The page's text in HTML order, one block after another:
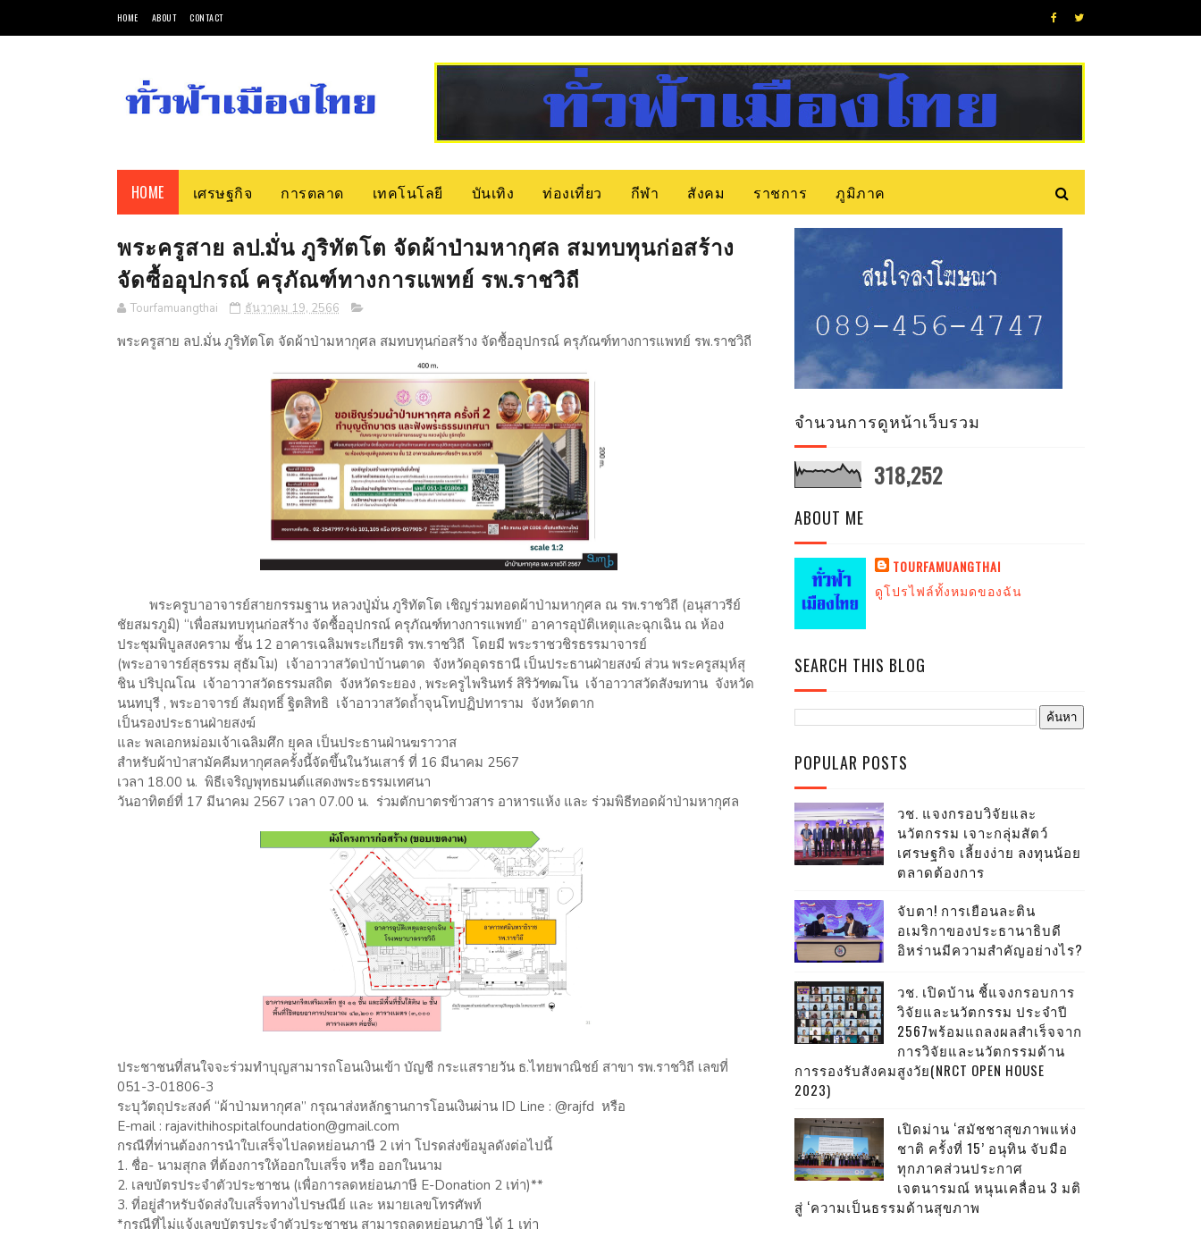
HOME ABOUT CONTACT
HOME เศรษฐกิจ การตลาด เทคโนโลยี บันเทิง ท่องเที่ยว กีฬา สังคม ราชการ ภูมิภาค
พระครูสาย ลป.มั่น ภูริทัตโต จัดผ้าป่ามหากุศล สมทบทุนก่อสร้าง
จัดซื้ออุปกรณ์ ครุภัณฑ์ทางการแพทย์ รพ.ราชวิถี
Tourfamuangthai ธันวาคม 19, 2566
พระครูสาย ลป.มั่น ภูริทัตโต จัดผ้าป่ามหากุศล สมทบทุนก่อสร้าง จัดซื้ออุปกรณ์ ครุภัณฑ์ทางการแพทย์ รพ.ราชวิถี
พระครูบาอาจารย์สายกรรมฐาน หลวงปู่มั่น ภูริทัตโต เชิญร่วมทอดผ้าป่ามหากุศล ณ รพ.ราชวิถี (อนุสาวรีย์
ชัยสมรภูมิ) “เพื่อสมทบทุนก่อสร้าง จัดซื้ออุปกรณ์ ครุภัณฑ์ทางการแพทย์” อาคารอุบัติเหตุและฉุกเฉิน ณ ห้อง
ประชุมพิบูลสงคราม ชั้น 12 อาคารเฉลิมพระเกียรติ รพ.ราชวิถี โดยมี พระราชวชิรธรรมาจารย์
(พระอาจารย์สุธรรม สุธัมโม) เจ้าอาวาสวัดป่าบ้านตาด จังหวัดอุดรธานี เป็นประธานฝ่ายสงฆ์ ส่วน พระครูสมุห์สุ
ชิน ปริปุณโณ เจ้าอาวาสวัดธรรมสถิต จังหวัดระยอง , พระครูไพรินทร์ สิริวัฑฒโน เจ้าอาวาสวัดสังฆทาน จังหวัด
นนทบุรี , พระอาจารย์ สัมฤทธิ์ ฐิตสิทธิ เจ้าอาวาสวัดถ้ำจุนโทปฏิปทาราม จังหวัดตาก
เป็นรองประธานฝ่ายสงฆ์
และ พลเอกหม่อมเจ้าเฉลิมศึก ยุคล เป็นประธานฝ่านฆราวาส
สำหรับผ้าป่าสามัคคีมหากุศลครั้งนี้จัดขึ้นในวันเสาร์ ที่ 16 มีนาคม 2567
เวลา 18.00 น. พิธีเจริญพุทธมนต์แสดงพระธรรมเทศนา
วันอาทิตย์ที่ 17 มีนาคม 2567 เวลา 07.00 น. ร่วมตักบาตรข้าวสาร อาหารแห้ง และ ร่วมพิธีทอดผ้าป่ามหากุศล
ประชาชนที่สนใจจะร่วมทำบุญสามารถโอนเงินเข้า บัญชี กระแสรายวัน ธ.ไทยพาณิชย์ สาขา รพ.ราชวิถี เลขที่
051-3-01806-3
ระบุวัตถุประสงค์ “ผ้าป่ามหากุศล” กรุณาส่งหลักฐานการโอนเงินผ่าน ID Line : @rajfd หรือ
E-mail : rajavithihospitalfoundation@gmail.com
กรณีที่ท่านต้องการนำใบเสร็จไปลดหย่อนภาษี 2 เท่า โปรดส่งข้อมูลดังต่อไปนี้
1. ชื่อ- นามสุกล ที่ต้องการให้ออกใบเสร็จ หรือ ออกในนาม
2. เลขบัตรประจำตัวประชาชน (เพื่อการลดหย่อนภาษี E-Donation 2 เท่า)**
3. ที่อยู่สำหรับจัดส่งใบเสร็จทางไปรษณีย์ และ หมายเลขโทรศัพท์
*กรณีที่ไม่แจ้งเลขบัตรประจำตัวประชาชน สามารถลดหย่อนภาษี ได้ 1 เท่า
จำนวนการดูหน้าเว็บรวม
318,252
ABOUT ME
TOURFAMUANGTHAI
ดูโปรไฟล์ทั้งหมดของฉัน
SEARCH THIS BLOG
POPULAR POSTS
วช. แจงกรอบวิจัยและ
นวัตกรรม เจาะกลุ่มสัตว์
เศรษฐกิจ เลี้ยงง่าย ลงทุนน้อย
ตลาดต้องการ
จับตา! การเยือนละติน
อเมริกาของประธานาธิบดี
อิหร่านมีความสำคัญอย่างไร?
วช. เปิดบ้าน ชี้แจงกรอบการ
วิจัยและนวัตกรรม ประจำปี
2567พร้อมแถลงผลสำเร็จจาก
การวิจัยและนวัตกรรมด้าน
การรองรับสังคมสูงวัย(NRCT OPEN HOUSE
2023)
เปิดม่าน ‘สมัชชาสุขภาพแห่ง
ชาติ ครั้งที่ 15’ อนุทิน จับมือ
ทุกภาคส่วนประกาศ
เจตนารมณ์ หนุนเคลื่อน 3 มติ
สู่ ‘ความเป็นธรรมด้านสุขภาพ